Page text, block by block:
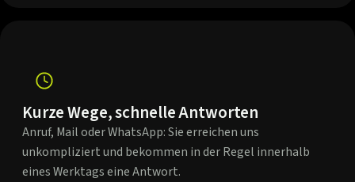
Kurze Wege, schnelle Antworten
Anruf, Mail oder WhatsApp: Sie erreichen uns
unkompliziert und bekommen in der Regel innerhalb
eines Werktags eine Antwort.